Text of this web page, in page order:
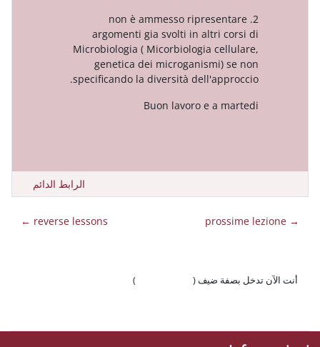
2. non è ammesso
argomenti gia svolti in
Microbiologia ( Micorbiologia
genetica dei
specificando la diversità
Buon lavoro e a
ضيف (تسجيل الدخول)